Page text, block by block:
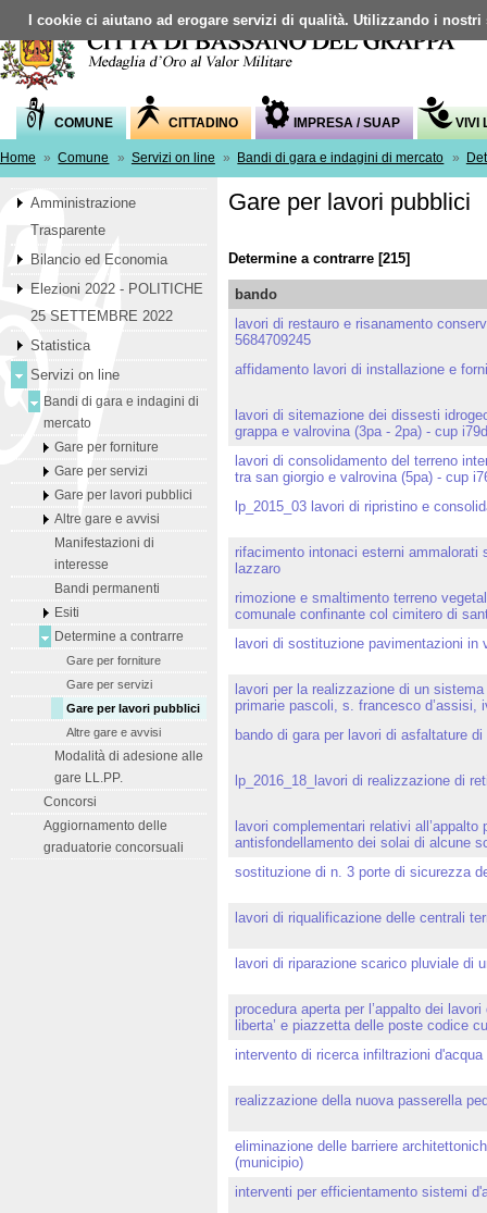
COMUNE CITTADINO IMPRESA / SUAP VIVI
Home » Comune » Servizi on line » Bandi di gara e indagini di mercato »
Amministrazione
Trasparente
Bilancio ed Economia
Elezioni 2022 - POLITICHE
25 SETTEMBRE 2022
Statistica
Servizi on line
Bandi di gara e indagini di
mercato
Gare per forniture
Gare per servizi
Gare per lavori pubblici
Altre gare e avvisi
Manifestazioni di
interesse
Bandi permanenti
Esiti
Determine a contrarre
Gare per forniture
Gare per servizi
Gare per lavori pubblici
Altre gare e avvisi
Modalità di adesione alle
gare LL.PP.
Concorsi
Aggiornamento delle
graduatorie concorsuali
Gare per lavori pubblici
Determine a contrarre [215]
bando
lavori di restauro e risanamento
5684709245
affidamento lavori di installazione e
lavori di sitemazione dei dissesti
grappa e valrovina (3pa - 2pa) - cup
lavori di consolidamento del terreno
tra san giorgio e valrovina (5pa) - cup
lp_2015_03 lavori di ripristino e
rifacimento intonaci esterni
lazzaro
rimozione e smaltimento terreno
comunale confinante col cimitero di
lavori di sostituzione pavimentazioni
lavori per la realizzazione di un
primarie pascoli, s. francesco d’assisi,
bando di gara per lavori di asfaltature
lp_2016_18_lavori di realizzazione di
lavori complementari relativi
antisfondellamento dei solai di alcune
sostituzione di n. 3 porte di sicurezza
lavori di riqualificazione delle centrali
lavori di riparazione scarico pluviale di
procedura aperta per l’appalto dei
liberta’ e piazzetta delle poste codice
intervento di ricerca infiltrazioni
realizzazione della nuova passerella
eliminazione delle barriere
(municipio)
interventi per efficientamento sistemi
I cookie ci aiutano ad erogare servizi di qualità. Utilizzando i